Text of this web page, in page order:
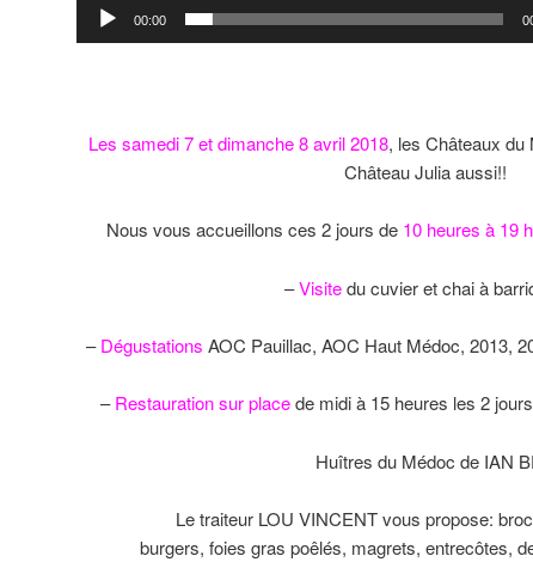
00:00
Les samedi 7 et dimanche 8 avril 2018, les Châteaux
Château Julia aussi!!
Nous vous accueillons ces 2 jours de 10 heures à 19
–Visitedu cuvier et chai à
–Dégustations AOC Pauillac, AOC Haut Médoc, 2013,
–Restauration sur placede midi à 15 heures les 2
Huîtres du Médoc de IAN
Le traiteur LOU VINCENT vous propose:
burgers, foies gras poêlés, magrets, entrecôtes,